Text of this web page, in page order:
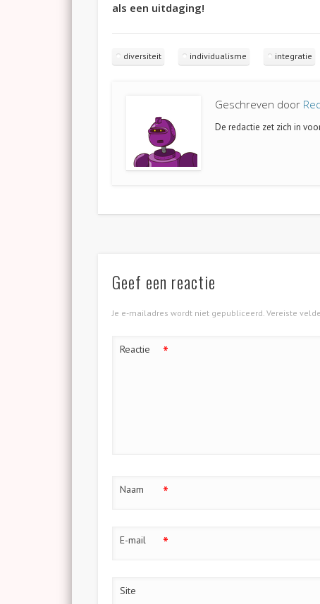
als een uitdaging!
diversiteit individualisme integratie
Geschreven door
De redactie zet zich in
Geef een reactie
Je e-mailadres wordt niet gepubliceerd. Vereiste
Reactie *
Naam *
E-mail *
Site